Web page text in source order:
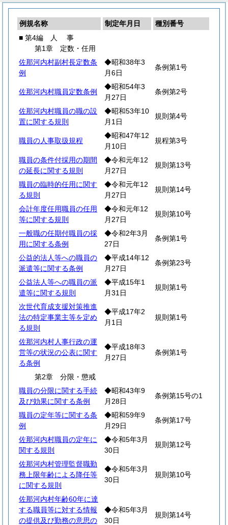
例規名称 制定年月日
種別番号
■ 第4編
人 事
第1章 定数・任用
佐那河内村副村長定数条
例
◆昭和38年3
月6日
条例第1号
佐那河内村職員定数条例
◆昭和54年3
月27日
条例第2号
佐那河内村職員の職の設
置に関する規則
◆昭和53年10
月1日
規則第4号
職員の人事取扱規程
◆昭和47年12
月10日
規程第3号
職員の条件付採用の期間
の延長に関する規則
◆令和元年12
月27日
規則第13号
職員の臨時的任用に関す
る規則
◆令和元年12
月27日
規則第14号
会計年度任用職員の任用
等に関する規則
◆令和元年12
月27日
規則第10号
一般職の任期付職員の採
用に関する条例
◆令和2年3月
27日
条例第1号
公益的法人等への職員の
派遣等に関する条例
◆平成14年12
月27日
条例第23号
公益法人等への職員の派
遣等に関する規則
◆平成15年1
月31日
規則第1号
次世代育成支援対策推進
法の特定事業主等を定め
る規則
◆平成17年2
月1日
規則第1号
佐那河内村人事行政の運
営等の状況の公表に関す
る条例
◆平成18年3
月27日
条例第1号
第2章 分限・懲戒
職員の分限に関する手続
及び効果に関する条例
◆昭和43年9
月28日
条例第15号の1
職員の定年等に関する条
例
◆昭和59年9
月29日
条例第17号
佐那河内村職員の定年に
関する規則
◆令和5年3月
30日
規則第12号
佐那河内村管理監督職勤
務上限年齢による降任等
に関する規則
◆令和5年3月
30日
規則第10号
佐那河内村年齢60年に達
する職員等に対する情報
の提供及び勤務の意思の
◆令和5年3月
30日
規則第14号